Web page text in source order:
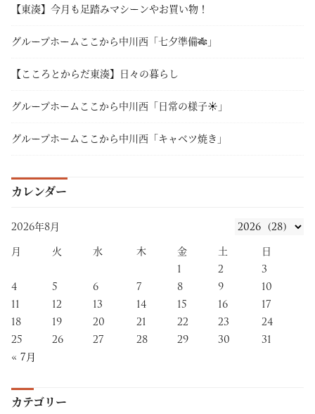
【東湊】今月も足踏みマシーンやお買い物！
グループホームここから中川西「七夕準備🎋」
【こころとからだ東湊】日々の暮らし
グループホームここから中川西「日常の様子☀」
グループホームここから中川西「キャベツ焼き」
カレンダー
2026年8月
月
火 水 木 金 土
日
1
2
3
4
5 6 7 8 9
10
11
12 13 14 15 16
17
18
19 20 21 22 23
24
25
26 27 28 29 30
31
« 7月
カテゴリー